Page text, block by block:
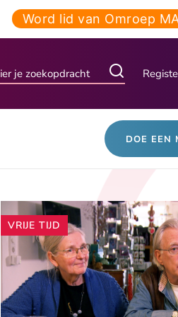
Word lid van Omroep
DOE EEN
Andere
artikelen
VRIJE TIJD